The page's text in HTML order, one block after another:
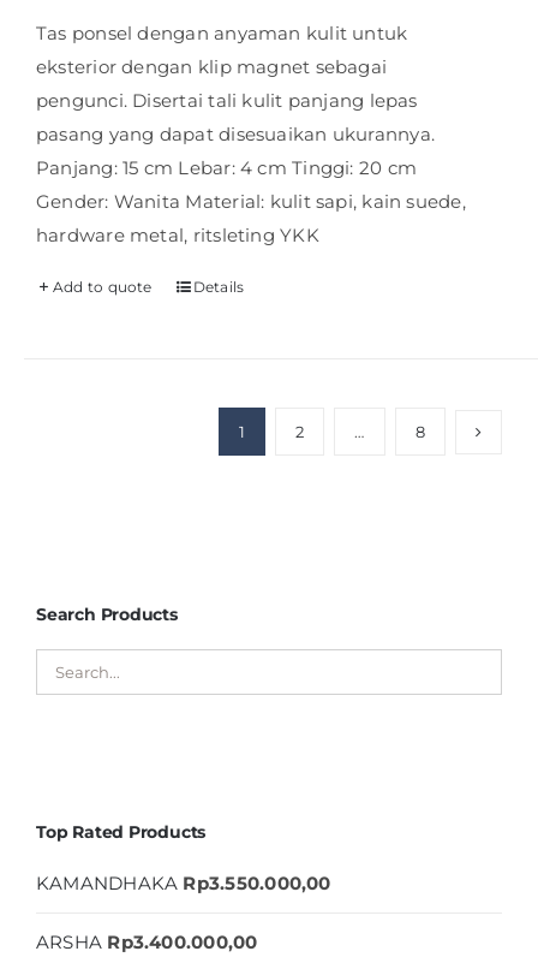
Tas ponsel dengan anyaman kulit untuk
eksterior dengan klip magnet sebagai
pengunci. Disertai tali kulit panjang lepas
pasang yang dapat disesuaikan ukurannya.
Panjang: 15 cm Lebar: 4 cm Tinggi: 20 cm
Gender: Wanita Material: kulit sapi, kain suede,
hardware metal, ritsleting YKK
Add to quote Details
1 2 … 8
Search Products
Top Rated Products
KAMANDHAKA Rp3.550.000,00
ARSHA Rp3.400.000,00